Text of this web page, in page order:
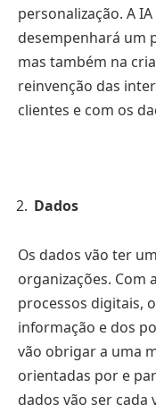
personalização. A
desempenhará um
mas também na
reinvenção das
clientes e com os
Dados
Os dados vão ter
organizações. Com
processos digitais,
informação e dos
vão obrigar a uma
orientadas por e
dados vão ser cada